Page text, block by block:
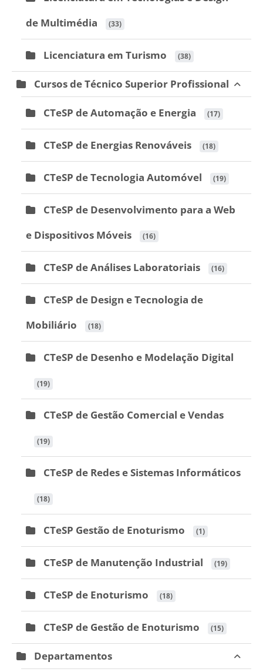
de Multimédia
(33)
Licenciatura em Turismo (38)
Cursos de Técnico Superior Profissional
CTeSP de Automação e Energia (17)
CTeSP de Energias Renováveis (18)
CTeSP de Tecnologia Automóvel (19)
CTeSP de Desenvolvimento para a Web
e Dispositivos Móveis
(16)
CTeSP de Análises Laboratoriais (16)
CTeSP de Design e Tecnologia de
Mobiliário
(18)
CTeSP de Desenho e Modelação Digital
(19)
CTeSP de Gestão Comercial e Vendas
(19)
CTeSP de Redes e Sistemas Informáticos
(18)
CTeSP Gestão de Enoturismo (1)
CTeSP de Manutenção Industrial (19)
CTeSP de Enoturismo (18)
CTeSP de Gestão de Enoturismo (15)
Departamentos